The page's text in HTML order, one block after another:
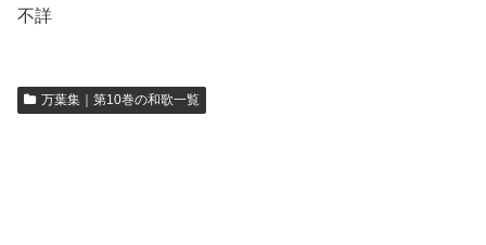
不詳
万葉集｜第10巻の和歌一覧